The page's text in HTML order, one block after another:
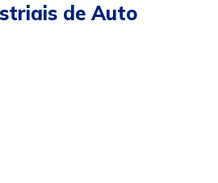
de Auto